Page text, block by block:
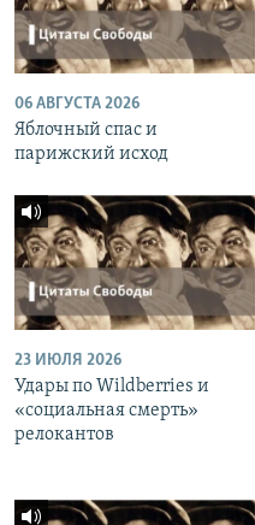
06 АВГУСТА 2026
Яблочный спас и
парижский исход
23 ИЮЛЯ 2026
Удары по Wildberries и
«социальная смерть»
релокантов